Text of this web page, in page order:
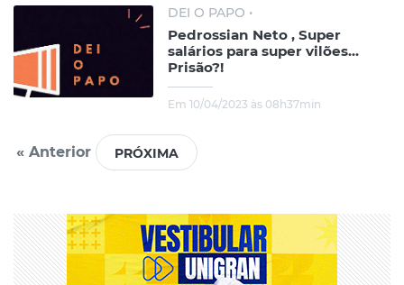
DEI O PAPO •
Pedrossian Neto , Super
salários para super vilões...
Prisão?!
Em 10/04/2023 às 08h37min
« Anterior